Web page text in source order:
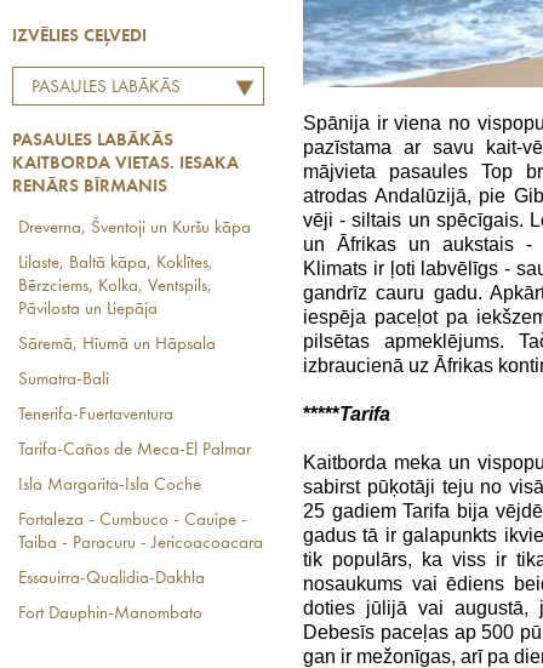
IZVĒLIES CEĻVEDI
PASAULES LABĀKĀS
IESAKA RENĀRS BĪRMANIS
PASAULES LABĀKĀS
KAITBORDA VIETAS. IESAKA
RENĀRS BĪRMANIS
Dreverna, Šventoji un Kuršu kāpa
Lilaste, Baltā kāpa, Koklītes,
Bērzciems, Kolka, Ventspils,
Pāvilosta un Liepāja
Sāremā, Hīumā un Hāpsala
Sumatra-Bali
Tenerifa-Fuertaventura
Tarifa-Caños de Meca-El Palmar
Isla Margarita-Isla Coche
Fortaleza - Cumbuco - Cauipe -
Taiba - Paracuru - Jericoacoacara
Essauirra-Qualidia-Dakhla
Fort Dauphin-Manombato
Spānija ir viena no
pazīstama ar savu kait-
mājvieta pasaules Top
atrodas Andalūzijā, pie
vēji - siltais un spēcīgais.
un Āfrikas un aukstais -
Klimats ir ļoti labvēlīgs -
gandrīz cauru gadu.
iespēja paceļot pa
pilsētas apmeklējums.
izbraucienā uz Āfrikas
*****Tarifa
Kaitborda meka un
sabirst pūķotāji teju no
25 gadiem Tarifa bija
gadus tā ir galapunkts
tik populārs, ka viss ir
nosaukums vai ēdiens
doties jūlijā vai augustā,
Debesīs paceļas ap 500
gan ir mežonīgas, arī pa